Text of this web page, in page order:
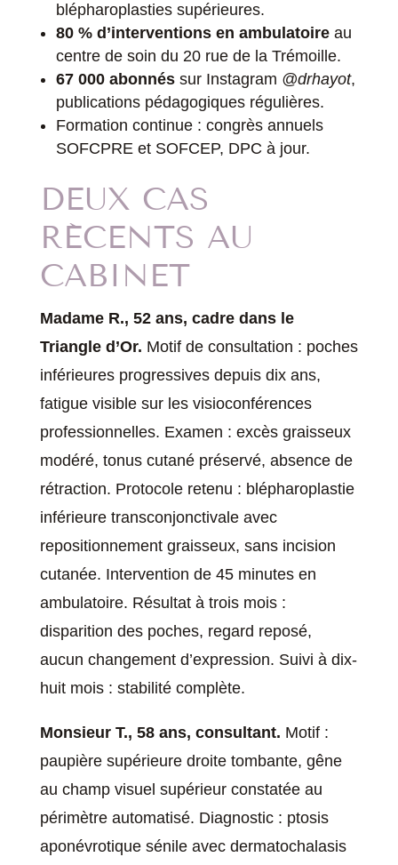
blépharoplasties supérieures.
80 % d’interventions en ambulatoireau
centre de soin du 20 rue de la Trémoille.
67 000 abonnéssur Instagram @drhayot,
publications pédagogiques régulières.
Formation continue : congrès annuels
SOFCPRE et SOFCEP, DPC à jour.
DEUX CAS
RÉCENTS AU
CABINET
Madame R., 52 ans, cadre dans le
Triangle d’Or. Motif de consultation : poches
inférieures progressives depuis dix ans,
fatigue visible sur les visioconférences
professionnelles. Examen : excès graisseux
modéré, tonus cutané préservé, absence de
rétraction. Protocole retenu : blépharoplastie
inférieure transconjonctivale avec
repositionnement graisseux, sans incision
cutanée. Intervention de 45 minutes en
ambulatoire. Résultat à trois mois :
disparition des poches, regard reposé,
aucun changement d’expression. Suivi à dix-
huit mois : stabilité complète.
Monsieur T., 58 ans, consultant. Motif :
paupière supérieure droite tombante, gêne
au champ visuel supérieur constatée au
périmètre automatisé. Diagnostic : ptosis
aponévrotique sénile avec dermatochalasis